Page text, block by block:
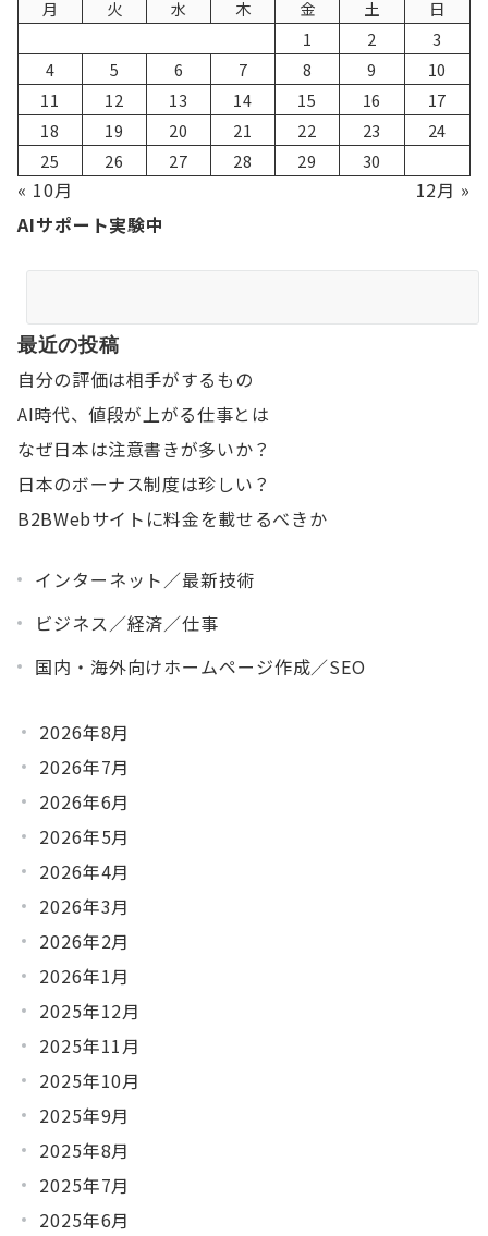
月 火 水 木 金 土
日
1
2
3
4
5 6 7 8 9
10
11
12 13 14 15 16
17
18
19 20 21 22 23
24
25
26 27 28 29 30
« 10月
12月 »
AIサポート実験中
最近の投稿
自分の評価は相手がするもの
AI時代、値段が上がる仕事とは
なぜ日本は注意書きが多いか？
日本のボーナス制度は珍しい？
B2BWebサイトに料金を載せるべきか
インターネット／最新技術
ビジネス／経済／仕事
国内・海外向けホームページ作成／SEO
2026年8月
2026年7月
2026年6月
2026年5月
2026年4月
2026年3月
2026年2月
2026年1月
2025年12月
2025年11月
2025年10月
2025年9月
2025年8月
2025年7月
2025年6月